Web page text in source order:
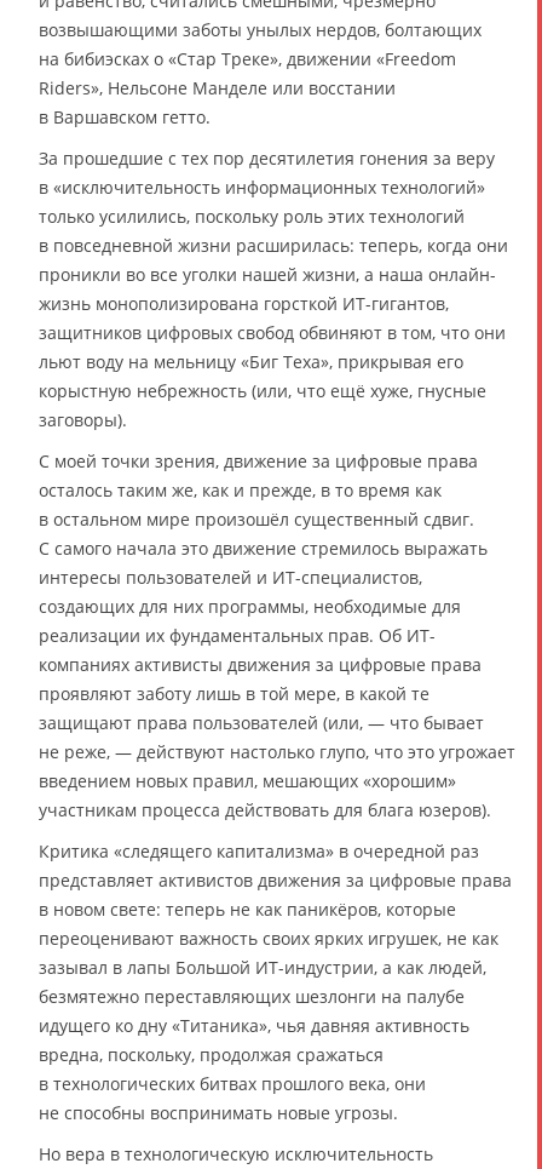
возвышающими заботы унылых нердов, болтающих
на бибиэсках о «Стар Треке», движении «Freedom
Riders», Нельсоне Манделе или восстании
в Варшавском гетто.
За прошедшие с тех пор десятилетия гонения за веру
в «исключительность информационных технологий»
только усилились, поскольку роль этих технологий
в повседневной жизни расширилась: теперь, когда они
проникли во все уголки нашей жизни, а наша онлайн-
жизнь монополизирована горсткой ИТ-гигантов,
защитников цифровых свобод обвиняют в том, что они
льют воду на мельницу «Биг Теха», прикрывая его
корыстную небрежность (или, что ещё хуже, гнусные
заговоры).
С моей точки зрения, движение за цифровые права
осталось таким же, как и прежде, в то время как
в остальном мире произошёл существенный сдвиг.
С самого начала это движение стремилось выражать
интересы пользователей и ИТ-специалистов,
создающих для них программы, необходимые для
реализации их фундаментальных прав. Об ИТ-
компаниях активисты движения за цифровые права
проявляют заботу лишь в той мере, в какой те
защищают права пользователей (или, — что бывает
не реже, — действуют настолько глупо, что это угрожает
введением новых правил, мешающих «хорошим»
участникам процесса действовать для блага юзеров).
Критика «следящего капитализма» в очередной раз
представляет активистов движения за цифровые права
в новом свете: теперь не как паникёров, которые
переоценивают важность своих ярких игрушек, не как
зазывал в лапы Большой ИТ-индустрии, а как людей,
безмятежно переставляющих шезлонги на палубе
идущего ко дну «Титаника», чья давняя активность
вредна, поскольку, продолжая сражаться
в технологических битвах прошлого века, они
не способны воспринимать новые угрозы.
Но вера в технологическую исключительность